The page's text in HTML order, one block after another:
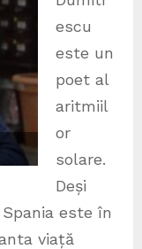
escu
este un
poet al
aritmiil
or
solare.
Deși
este în
viață